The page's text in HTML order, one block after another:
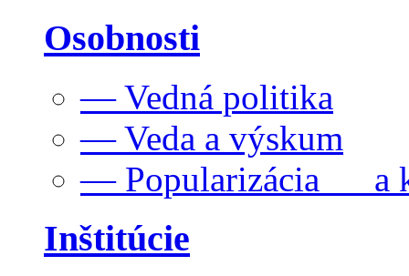
Osobnosti
— Vedná politika
— Veda a výskum
— Popularizácia a
Inštitúcie